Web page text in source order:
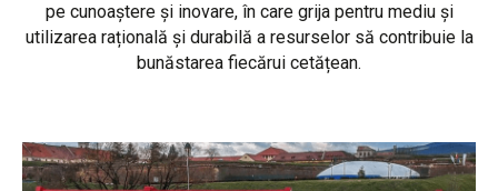
pe cunoaștere și inovare, în care grija pentru mediu și
utilizarea rațională și durabilă a resurselor să contribuie la
bunăstarea fiecărui cetățean.